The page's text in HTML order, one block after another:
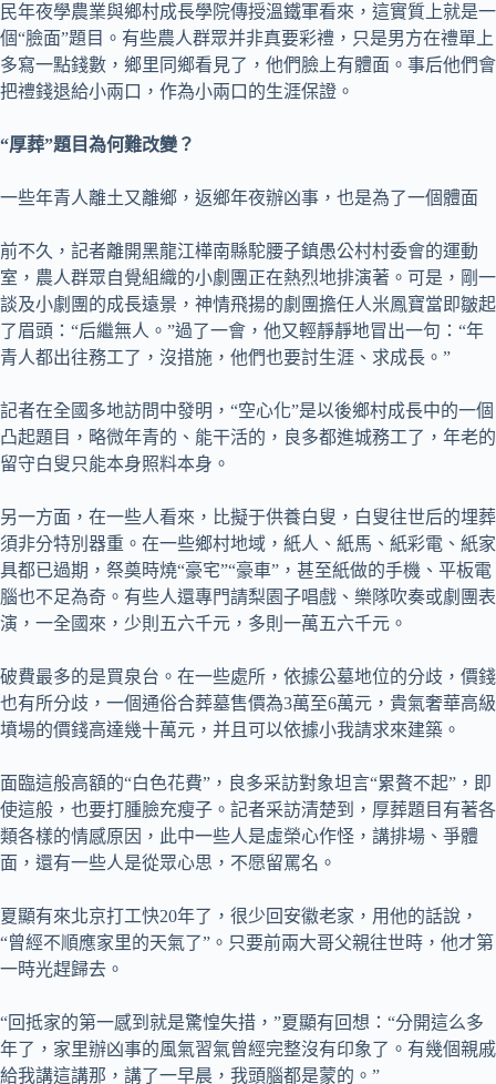
民年夜學農業與鄉村成長學院傳授溫鐵軍看來，這實質上就是一
個“臉面”題目。有些農人群眾并非真要彩禮，只是男方在禮單上
多寫一點錢數，鄉里同鄉看見了，他們臉上有體面。事后他們會
把禮錢退給小兩口，作為小兩口的生涯保證。
“厚葬”題目為何難改變？
一些年青人離土又離鄉，返鄉年夜辦凶事，也是為了一個體面
前不久，記者離開黑龍江樺南縣駝腰子鎮愚公村村委會的運動
室，農人群眾自覺組織的小劇團正在熱烈地排演著。可是，剛一
談及小劇團的成長遠景，神情飛揚的劇團擔任人米鳳寶當即皺起
了眉頭：“后繼無人。”過了一會，他又輕靜靜地冒出一句：“年
青人都出往務工了，沒措施，他們也要討生涯、求成長。”
記者在全國多地訪問中發明，“空心化”是以後鄉村成長中的一個
凸起題目，略微年青的、能干活的，良多都進城務工了，年老的
留守白叟只能本身照料本身。
另一方面，在一些人看來，比擬于供養白叟，白叟往世后的埋葬
須非分特別器重。在一些鄉村地域，紙人、紙馬、紙彩電、紙家
具都已過期，祭奠時燒“豪宅”“豪車”，甚至紙做的手機、平板電
腦也不足為奇。有些人還專門請梨園子唱戲、樂隊吹奏或劇團表
演，一全國來，少則五六千元，多則一萬五六千元。
破費最多的是買泉台。在一些處所，依據公墓地位的分歧，價錢
也有所分歧，一個通俗合葬墓售價為3萬至6萬元，貴氣奢華高級
墳場的價錢高達幾十萬元，并且可以依據小我請求來建築。
面臨這般高額的“白色花費”，良多采訪對象坦言“累贅不起”，即
使這般，也要打腫臉充瘦子。記者采訪清楚到，厚葬題目有著各
類各樣的情感原因，此中一些人是虛榮心作怪，講排場、爭體
面，還有一些人是從眾心思，不愿留罵名。
夏顯有來北京打工快20年了，很少回安徽老家，用他的話說，
“曾經不順應家里的天氣了”。只要前兩大哥父親往世時，他才第
一時光趕歸去。
“回抵家的第一感到就是驚惶失措，”夏顯有回想：“分開這么多
年了，家里辦凶事的風氣習氣曾經完整沒有印象了。有幾個親戚
給我講這講那，講了一早晨，我頭腦都是蒙的。”